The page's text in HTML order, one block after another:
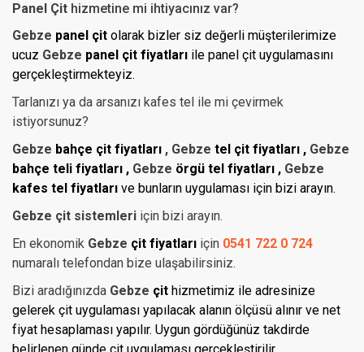
Panel Çit hizmetine mi ihtiyacınız var?
Gebze panel çit olarak bizler siz değerli müşterilerimize
ucuz Gebze panel çit fiyatları ile panel çit uygulamasını
gerçekleştirmekteyiz.
Tarlanızı ya da arsanızı kafes tel ile mi çevirmek
istiyorsunuz?
Gebze bahçe çit fiyatları , Gebze tel çit fiyatları , Gebze
bahçe teli fiyatları , Gebze örgü tel fiyatları , Gebze
kafes tel fiyatları ve bunların uygulaması için bizi arayın.
Gebze çit sistemleri için bizi arayın.
En ekonomik Gebze çit fiyatları için 0541 722 0 724
numaralı telefondan bize ulaşabilirsiniz.
Bizi aradığınızda Gebze çit hizmetimiz ile adresinize
gelerek çit uygulaması yapılacak alanın ölçüsü alınır ve net
fiyat hesaplaması yapılır. Uygun gördüğünüz takdirde